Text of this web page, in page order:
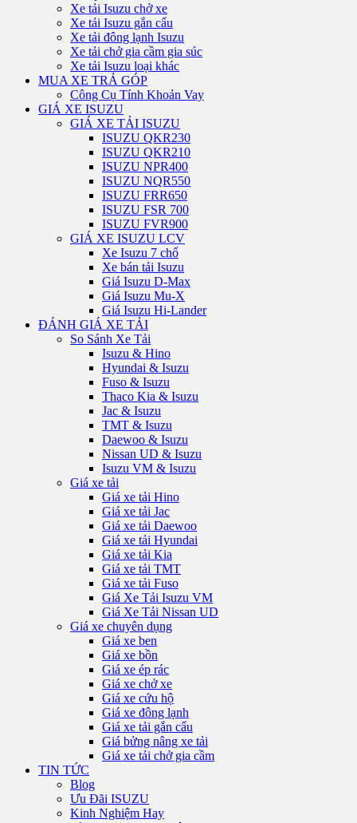
Xe tải Isuzu chở xe
Xe tải Isuzu gắn cẩu
Xe tải đông lạnh Isuzu
Xe tải chở gia cầm gia súc
Xe tải Isuzu loại khác
MUA XE TRẢ GÓP
Công Cụ Tính Khoản Vay
GIÁ XE ISUZU
GIÁ XE TẢI ISUZU
ISUZU QKR230
ISUZU QKR210
ISUZU NPR400
ISUZU NQR550
ISUZU FRR650
ISUZU FSR 700
ISUZU FVR900
GIÁ XE ISUZU LCV
Xe Isuzu 7 chổ
Xe bán tải Isuzu
Giá Isuzu D-Max
Giá Isuzu Mu-X
Giá Isuzu Hi-Lander
ĐÁNH GIÁ XE TẢI
So Sánh Xe Tải
Isuzu & Hino
Hyundai & Isuzu
Fuso & Isuzu
Thaco Kia & Isuzu
Jac & Isuzu
TMT & Isuzu
Daewoo & Isuzu
Nissan UD & Isuzu
Isuzu VM & Isuzu
Giá xe tải
Giá xe tải Hino
Giá xe tải Jac
Giá xe tải Daewoo
Giá xe tải Hyundai
Giá xe tải Kia
Giá xe tải TMT
Giá xe tải Fuso
Giá Xe Tải Isuzu VM
Giá Xe Tải Nissan UD
Giá xe chuyên dụng
Giá xe ben
Giá xe bồn
Giá xe ép rác
Giá xe chở xe
Giá xe cứu hộ
Giá xe đông lạnh
Giá xe tải gắn cẩu
Giá bửng nâng xe tải
Giá xe tải chở gia cầm
TIN TỨC
Blog
Ưu Đãi ISUZU
Kinh Nghiệm Hay